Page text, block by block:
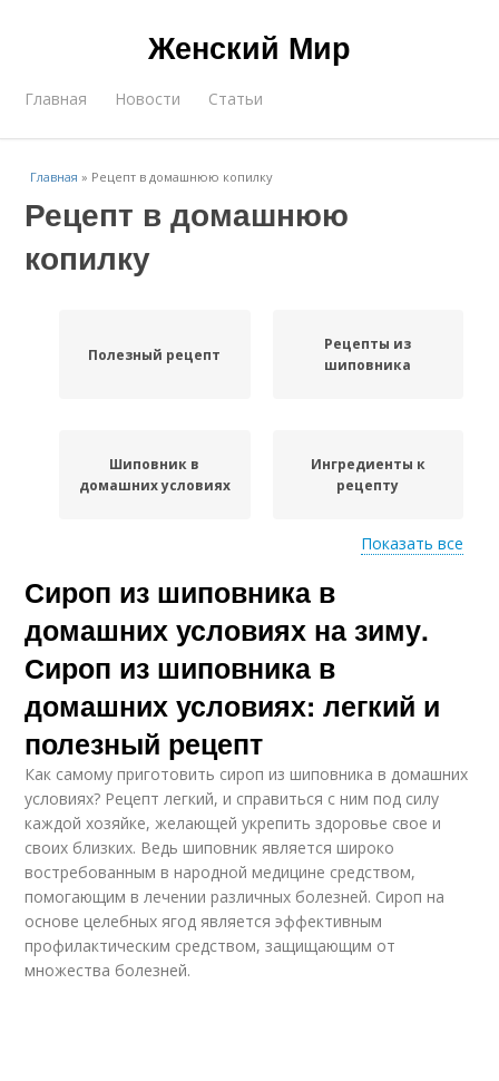
Женский Мир
Главная Новости Статьи
Главная » Рецепт в домашнюю копилку
Рецепт в домашнюю
копилку
Полезный рецепт
Рецепты из
шиповника
Шиповник в
домашних условиях
Ингредиенты к
рецепту
Рецепты с фото
Оригинальный
Домашние поделки
Бока в домашних
Домашний сироп
Холосас в домашних
условиях
Рецепт из сиропа Вкусные рецепты
Показать все
Сироп из шиповника в
домашних условиях на зиму.
Сироп из шиповника в
домашних условиях: легкий и
полезный рецепт
Как самому приготовить сироп из шиповника в домашних
условиях? Рецепт легкий, и справиться с ним под силу
каждой хозяйке, желающей укрепить здоровье свое и
своих близких. Ведь шиповник является широко
востребованным в народной медицине средством,
помогающим в лечении различных болезней. Сироп на
основе целебных ягод является эффективным
профилактическим средством, защищающим от
множества болезней.